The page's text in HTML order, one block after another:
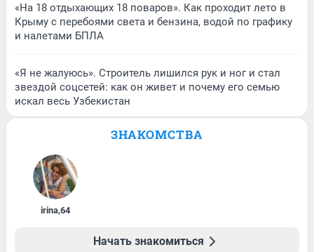
«На 18 отдыхающих 18 поваров». Как проходит лето в
Крыму с перебоями света и бензина, водой по графику
и налетами БПЛА
«Я не жалуюсь». Строитель лишился рук и ног и стал
звездой соцсетей: как он живет и почему его семью
искал весь Узбекистан
ЗНАКОМСТВА
irina,64
Начать знакомиться